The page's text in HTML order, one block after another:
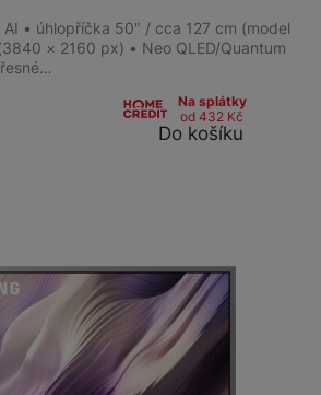
• úhlopříčka 50″ / cca 127 cm (model
× 2160 px) • Neo QLED/Quantum
Na splátky
od 432 Kč
Do košíku